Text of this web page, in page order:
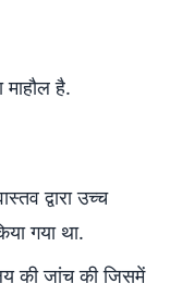
है.
द्वारा उच्च
गया था.
की जांच की जिसमें